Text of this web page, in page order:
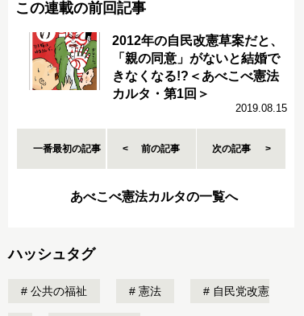
この連載の前回記事
2012年の自民改憲草案だと、
「親の同意」がないと結婚で
きなくなる!?＜あべこべ憲法
カルタ・第1回＞
2019.08.15
一番最初の記事 前の記事 次の記事
あべこべ憲法カルタの一覧へ
ハッシュタグ
公共の福祉 憲法 自民党改憲